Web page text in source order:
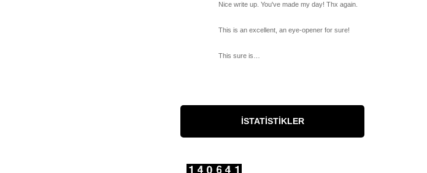
Nice write up. You've made my day! Thx again.
This is an excellent, an eye-opener for sure!
This sure is…
İSTATISTIKLER